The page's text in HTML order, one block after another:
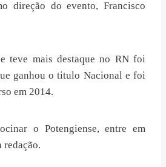
direção do evento, Francisco
teve mais destaque no RN foi
ganhou o titulo Nacional e foi
em 2014.
o Potengiense, entre em
redação.